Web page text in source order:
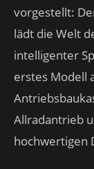
vorgestellt:
lädt die Welt
intelligenter
erstes Modell
Allradantrieb
hochwertigen